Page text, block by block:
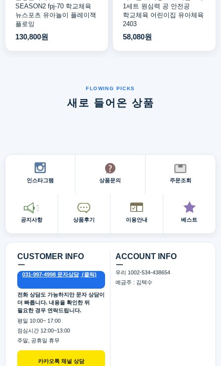
SEASON2 fpj-70 학교체육
뉴스포츠 유아놀이 플레이잭
플로잉
130,800원
1세트 원심력 공 안전공
학교체육 어린이집 유아체육
2403
58,080원
새로 들어온 상품
인스타그램 상품문의 주문조회
공지사항 상품후기 이용안내 베스트
CUSTOMER INFO
카카오톡 채널 상담
ㅡ
031-997-4998 문자상담
전화 상담도 가능하지만 문자 상담이
더 빠릅니다. 내용을 확인한 뒤
필요한 경우 연락드립니다.
평일 10:00~ 17:00
점심시간 12:00~13:00
주말, 공휴일 휴무
ACCOUNT INFO
ㅡ
우리 1002-534-438654
예금주 : 김택수